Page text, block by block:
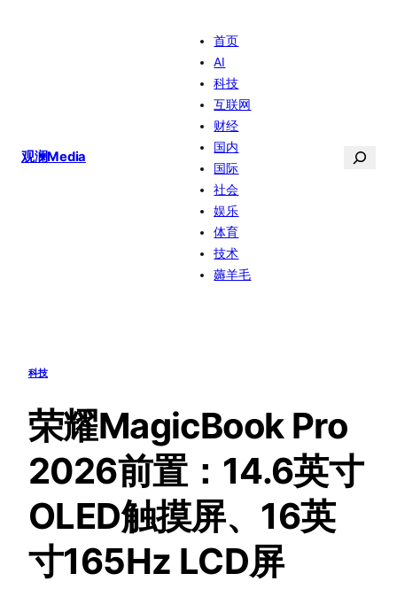
观澜Media
首页
AI
科技
互联网
财经
国内
国际
社会
娱乐
体育
技术
薅羊毛
搜
科技
荣耀MagicBook Pro
2026前置：14.6英寸
OLED触摸屏、16英
寸165Hz LCD屏